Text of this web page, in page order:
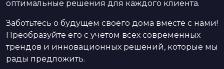
оптимальные решения для каждого клиента.
Заботьтесь о будущем своего дома вместе с нами!
Преобразуйте его с учетом всех современных
трендов и инновационных решений, которые мы
рады предложить.